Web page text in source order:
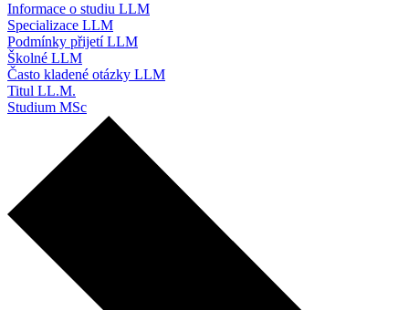
Informace o studiu LLM
Specializace LLM
Podmínky přijetí LLM
Školné LLM
Často kladené otázky LLM
Titul LL.M.
Studium MSc